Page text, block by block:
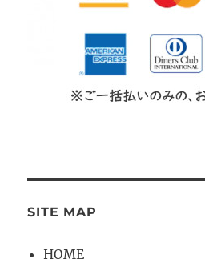
SITE MAP
HOME